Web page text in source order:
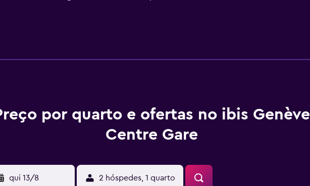
por quarto e ofertas no ibis Genève
Centre Gare
qui 13/8 2 hóspedes, 1 quarto